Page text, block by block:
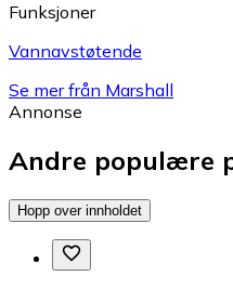
Funksjoner
Vannavstøtende
Se mer från Marshall
Annonse
Andre populære
Hopp over innholdet